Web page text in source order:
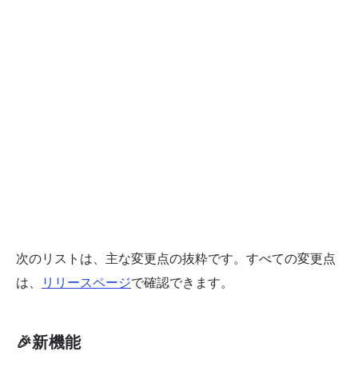
次のリストは、主な変更点の抜粋です。すべての変更点
は、
リリースページで確認できます。
🎉新機能